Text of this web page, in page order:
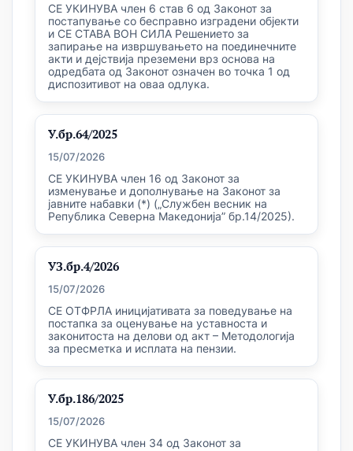
СЕ УКИНУВА член 6 став 6 од Законот за
постапување со бесправно изградени објекти
и СЕ СТАВА ВОН СИЛА Решението за
запирање на извршувањето на поединечните
акти и дејствија преземени врз основа на
одредбата од Законот означен во точка 1 од
диспозитивот на оваа одлука.
У.бр.64/2025
15/07/2026
СЕ УКИНУВА член 16 од Законот за
изменување и дополнување на Законот за
јавните набавки (*) („Службен весник на
Република Северна Македонија” бр.14/2025).
УЗ.бр.4/2026
15/07/2026
СЕ ОТФРЛА иницијативата за поведување на
постапка за оценување на уставноста и
законитоста на делови од акт – Методологија
за пресметка и исплата на пензии.
У.бр.186/2025
15/07/2026
СЕ УКИНУВА член 34 од Законот за